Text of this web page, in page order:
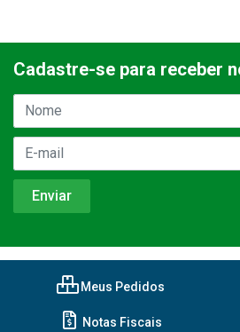
Cadastre-se para receber
Meus Pedidos
Notas Fiscais